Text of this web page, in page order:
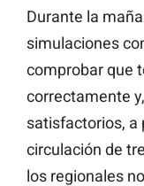
Durante la
simulaciones
comprobar que
correctamente
satisfactorios, a
circulación de
los regionales